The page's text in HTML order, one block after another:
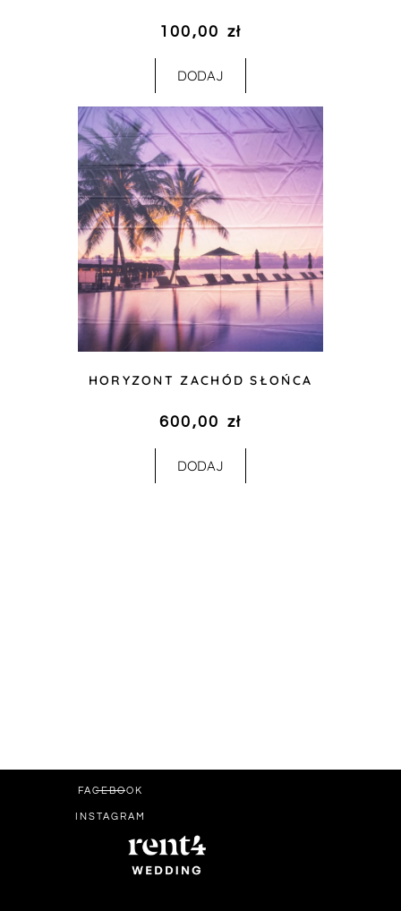
100,00 zł
DODAJ
HORYZONT ZACHÓD SŁOŃCA
600,00 zł
DODAJ
FACEBOOK
INSTAGRAM